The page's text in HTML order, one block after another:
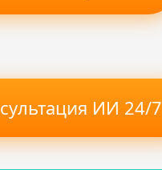
ИИ 24/7